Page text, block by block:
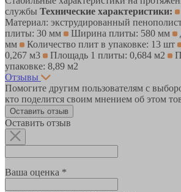
службы Технические характеристики:
Материал: экструдированный
плиты: 30 мм
Ширина плиты: 580 мм
мм
Количество плит в упаковке: 13 шт
0,267 м3
Площадь 1 плиты: 0,684 м2
упаковке: 8,89 м2
Отзывы
Помогите другим пользователям с
кто поделится своим мнением об этом
Оставить отзыв
Оставить отзыв
Ваша оценка *